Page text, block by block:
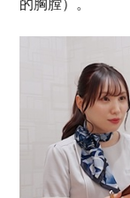
的胸膛）。